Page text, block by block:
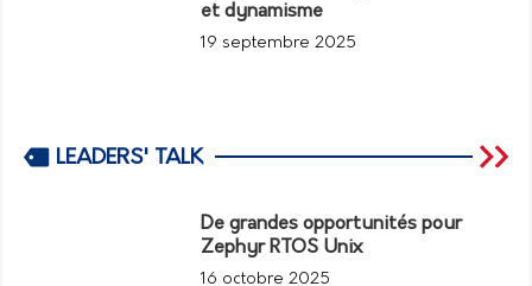
et dynamisme
19 septembre 2025
LEADERS' TALK
De grandes opportunités pour
Zephyr RTOS Unix
16 octobre 2025